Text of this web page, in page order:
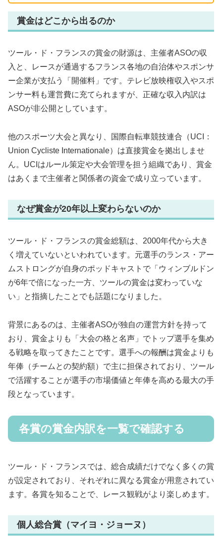
賞金はどこから出るのか
ツール・ド・フランスの賞金の財源は、主催者ASOの収
入と、レースが通過するフランス各地の自治体やスポンサ
ー企業が支払う「開催料」です。テレビ放映権収入やスポ
ンサー料も運営費に充てられますが、正確な収入内訳は
ASOが非公開としています。
他のスポーツ大会と異なり、国際自転車競技連合（UCI：
Union Cycliste Internationale）は直接賞金を拠出しませ
ん。UCIはルール策定や大会管理を担う組織であり、賞金
はあくまで主催者と関係者の資金で成り立っています。
なぜ賞金が20年以上変わらないのか
ツール・ド・フランスの賞金総額は、2000年代から大き
く増えていないといわれています。元選手のランス・アー
ムストロングが自身のポッドキャストで「ウィンブルドン
が6年で倍になった一方、ツールの賞金は変わっていな
い」と指摘したことでも話題になりました。
背景にあるのは、主催者ASOが独自の運営方針を持って
おり、賞金よりも「大会の格と名声」でトップ選手を集め
る戦略を取ってきたことです。選手への報酬は賞金よりも
年俸（チームとの契約額）で主に担保されており、ツール
で活躍することが選手の市場価値と年俸を高める最大の手
段となっています。
各賞の賞金内訳を一覧で確認する
ツール・ド・フランスでは、総合成績だけでなく多くの賞
が設定されており、それぞれに異なる賞金が用意されてい
ます。各賞を知ることで、レース観戦がより楽しめます。
個人総合賞（マイヨ・ジョーヌ）